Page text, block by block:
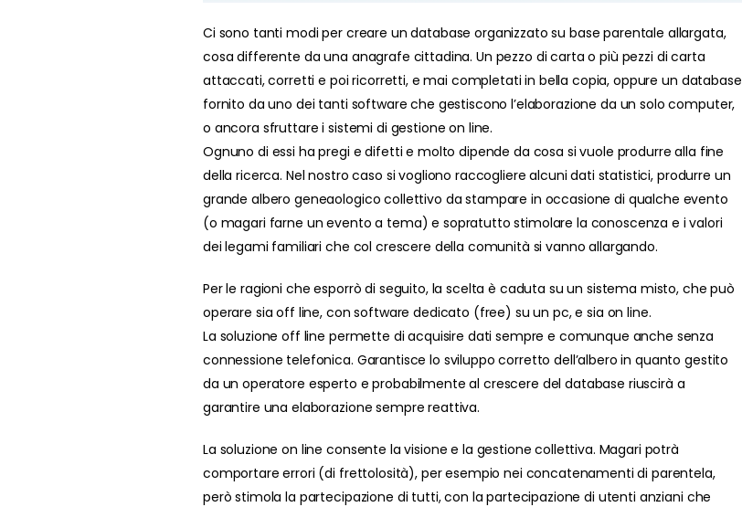
Ci sono tanti modi per creare un database organizzato su base parentale allargata,
cosa differente da una anagrafe cittadina. Un pezzo di carta o più pezzi di carta
attaccati, corretti e poi ricorretti, e mai completati in bella copia, oppure un database
fornito da uno dei tanti software che gestiscono l’elaborazione da un solo computer,
o ancora sfruttare i sistemi di gestione on line.
Ognuno di essi ha pregi e difetti e molto dipende da cosa si vuole produrre alla fine
della ricerca. Nel nostro caso si vogliono raccogliere alcuni dati statistici, produrre un
grande albero geneaologico collettivo da stampare in occasione di qualche evento
(o magari farne un evento a tema) e sopratutto stimolare la conoscenza e i valori
dei legami familiari che col crescere della comunità si vanno allargando.
Per le ragioni che esporrò di seguito, la scelta è caduta su un sistema misto, che può
operare sia off line, con software dedicato (free) su un pc, e sia on line.
La soluzione off line permette di acquisire dati sempre e comunque anche senza
connessione telefonica. Garantisce lo sviluppo corretto dell’albero in quanto gestito
da un operatore esperto e probabilmente al crescere del database riuscirà a
garantire una elaborazione sempre reattiva.
La soluzione on line consente la visione e la gestione collettiva. Magari potrà
comportare errori (di frettolosità), per esempio nei concatenamenti di parentela,
però stimola la partecipazione di tutti, con la partecipazione di utenti anziani che